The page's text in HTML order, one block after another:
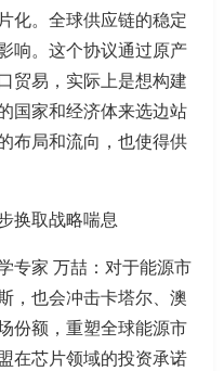
化。全球供应链的稳定
响。这个协议通过原产
贸易，实际上是想构建
国家和经济体来选边站
布局和流向，也使得供
换取战略喘息
专家 万喆：对于能源市
，也会冲击卡塔尔、澳
份额，重塑全球能源市
在芯片领域的投资承诺